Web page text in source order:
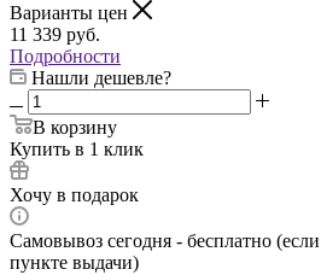
Варианты цен
11 339 руб.
Подробности
Нашли дешевле?
В корзину
Купить в 1 клик
Хочу в подарок
Самовывоз сегодня - бесплатно
пункте выдачи)